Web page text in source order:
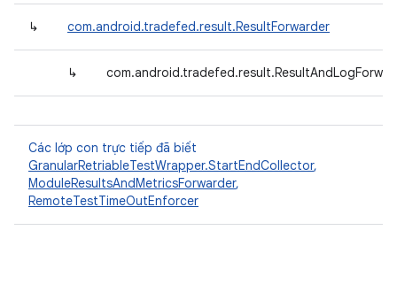
↳ com.android.tradefed.result.ResultForwarder
↳
Các lớp con trực tiếp đã biết
GranularRetriableTestWrapper.StartEndCollector,
ModuleResultsAndMetricsForwarder,
RemoteTestTimeOutEnforcer